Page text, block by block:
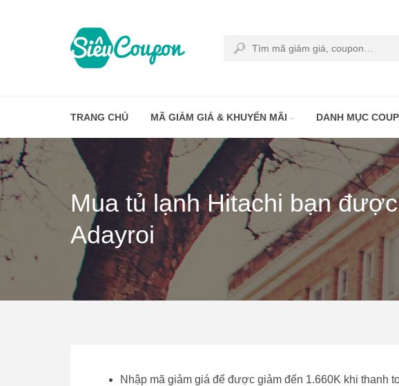
TRANG CHỦ MÃ GIẢM GIÁ & KHUYẾN MÃI DANH MỤC
Mua tủ lạnh Hitachi bạn
Adayroi
Nhập mã giảm giá để được giảm đến 1.660K khi thanh